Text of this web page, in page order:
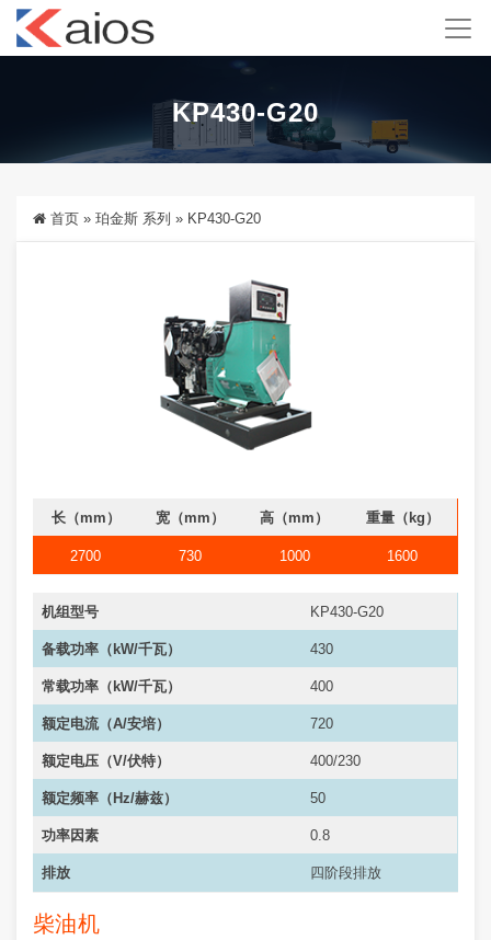
KP430-G20
首页 » 珀金斯 系列 » KP430-G20
长（mm） 宽（mm） 高（mm） 重量（kg）
2700 730 1000 1600
机组型号 KP430-G20
备载功率（kW/千瓦） 430
常载功率（kW/千瓦） 400
额定电流（A/安培） 720
额定电压（V/伏特） 400/230
额定频率（Hz/赫兹） 50
功率因素 0.8
排放 四阶段排放
柴油机